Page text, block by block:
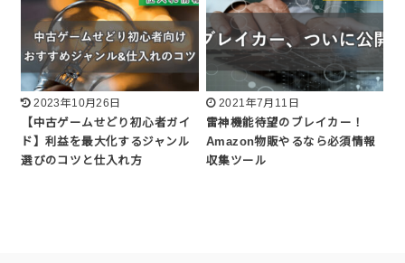
2023年10月26日
【中古ゲームせどり初心者ガイ
ド】利益を最大化するジャンル
選びのコツと仕入れ方
2021年7月11日
雷神機能待望のブレイカー！
Amazon物販やるなら必須情報
収集ツール